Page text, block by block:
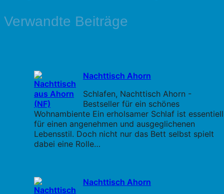
Verwandte Beiträge
Nachttisch Ahorn
Schlafen, Nachttisch Ahorn -
Bestseller für ein schönes
Wohnambiente Ein erholsamer Schlaf ist essentiell
für einen angenehmen und ausgeglichenen
Lebensstil. Doch nicht nur das Bett selbst spielt
dabei eine Rolle…
Nachttisch Ahorn